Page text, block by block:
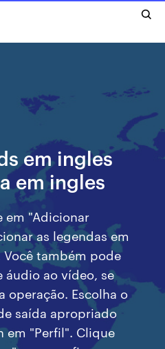
em ingles
em ingles
em "Adicionar
as legendas em
Você também pode
áudio ao vídeo, se
operação. Escolha o
saída apropriado
em "Perfil". Clique